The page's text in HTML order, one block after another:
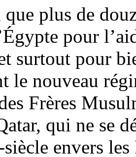
que plus de
pour
surtout pour
le nouveau
Frères
qui ne se
envers